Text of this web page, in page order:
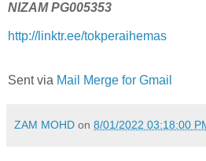
NIZAM PG005353
http://linktr.ee/tokperaihemas
Sent via Mail Merge for Gmail
ZAM MOHD on 8/01/2022 03:18:00